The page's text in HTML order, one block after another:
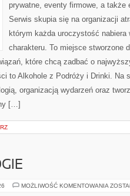
prywatne, eventy firmowe, a także
Serwis skupia się na organizacji
którym każda uroczystość nabiera
charakteru. To miejsce stworzone
które chcą zadbać o
to Alkohole z Podróży i Drinki. Na
organizacją wydarzeń oraz
[…]
MOŻLIWOŚĆ KOMENTOWANIA NOWE